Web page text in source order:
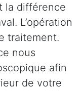
la différence
L’opération
traitement.
nous
afin
de votre